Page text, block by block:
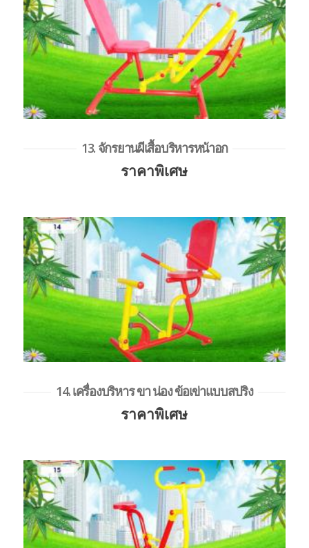
13. จักรยานผีเสื้อบริหารหน้าอก
ราคาพิเศษ
14. เครื่องบริหาร ขา น่อง ข้อเข่าแบบสปริง
ราคาพิเศษ